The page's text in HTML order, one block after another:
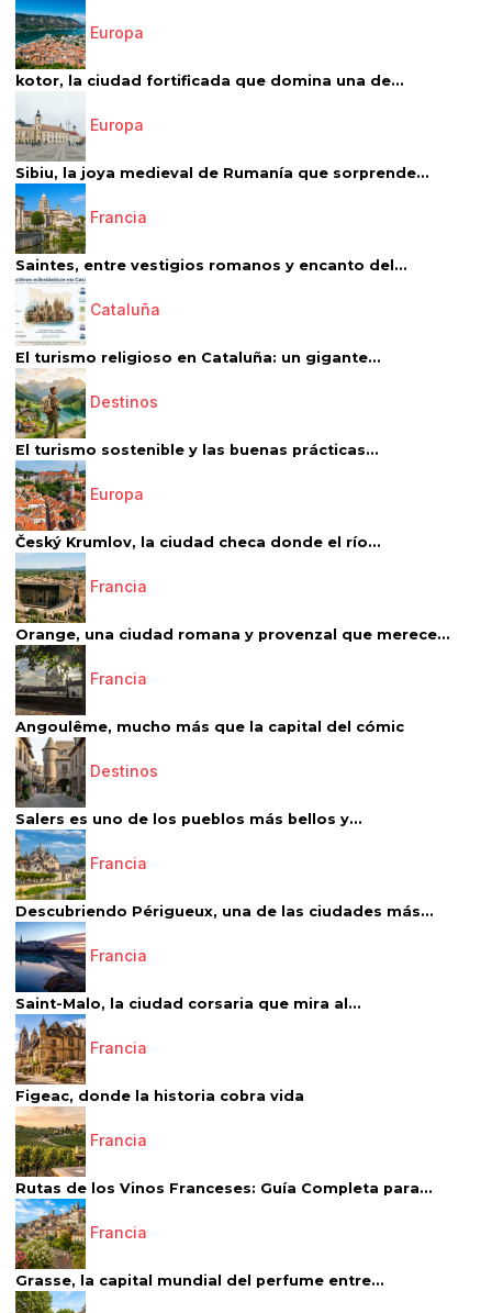
Europa
kotor, la ciudad fortificada que domina una de...
Europa
Sibiu, la joya medieval de Rumanía que sorprende...
Francia
Saintes, entre vestigios romanos y encanto del...
Cataluña
El turismo religioso en Cataluña: un gigante...
Destinos
El turismo sostenible y las buenas prácticas...
Europa
Český Krumlov, la ciudad checa donde el río...
Francia
Orange, una ciudad romana y provenzal que merece...
Francia
Angoulême, mucho más que la capital del cómic
Destinos
Salers es uno de los pueblos más bellos y...
Francia
Descubriendo Périgueux, una de las ciudades más...
Francia
Saint-Malo, la ciudad corsaria que mira al...
Francia
Figeac, donde la historia cobra vida
Francia
Rutas de los Vinos Franceses: Guía Completa para...
Francia
Grasse, la capital mundial del perfume entre...